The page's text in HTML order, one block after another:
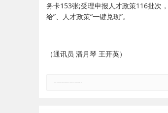
务卡153张;受理申报人才政策116批次
给”、人才政策“一键兑现”。
（通讯员 潘月琴 王开英）